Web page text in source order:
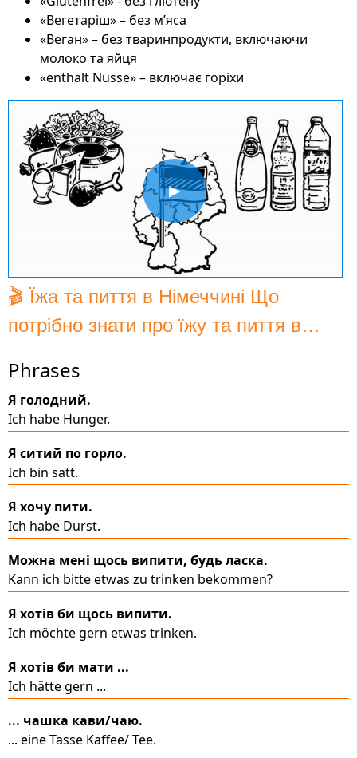
«Вегетаріш» – без м’яса
«Веган» – без тваринпродукти, включаючи
молоко та яйця
«enthält Nüsse» – включає горіхи
▶
🎬 Їжа та пиття в Німеччині Що
потрібно знати про їжу та пиття в
Phrases
Я голодний.
Ich habe Hunger.
Я ситий по горло.
Ich bin satt.
Я хочу пити.
Ich habe Durst.
Можна мені щось випити, будь ласка.
Kann ich bitte etwas zu trinken bekommen?
Я хотів би щось випити.
Ich möchte gern etwas trinken.
Я хотів би мати ...
Ich hätte gern ...
... чашка кави/чаю.
... eine Tasse Kaffee/ Tee.